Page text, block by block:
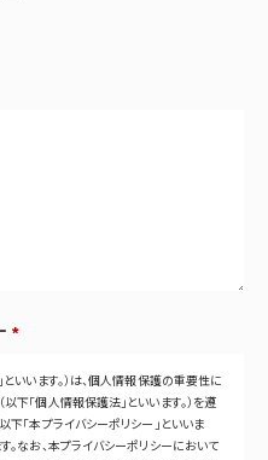
*
いいます。）は、個人情報保護の重要性に
下「個人情報保護法」といいます。）を遵
下「本プライバシーポリシー」といいま
。なお、本プライバシーポリシーにおいて